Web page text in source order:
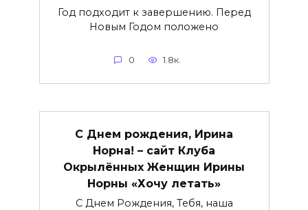
Год подходит к завершению. Перед
Новым Годом положено
0 1.8к.
С Днем рождения, Ирина
Норна! – сайт Клуба
Окрылённых Женщин Ирины
Норны «Хочу летать»
С Днем Рождения, Тебя, наша